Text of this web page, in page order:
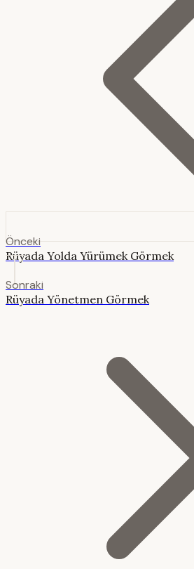
Önceki
Rüyada Yolda Yürümek Görmek
Sonraki
Rüyada Yönetmen Görmek